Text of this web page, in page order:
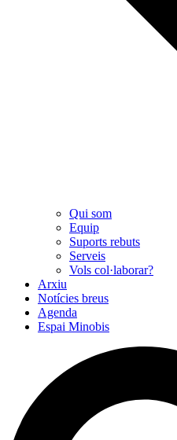
Qui som
Equip
Suports rebuts
Serveis
Vols col·laborar?
Arxiu
Notícies breus
Agenda
Espai Minobis